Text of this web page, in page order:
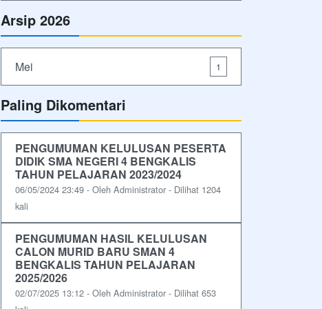
Arsip 2026
Mei 1
Paling Dikomentari
PENGUMUMAN KELULUSAN PESERTA
DIDIK SMA NEGERI 4 BENGKALIS
TAHUN PELAJARAN 2023/2024
06/05/2024 23:49 - Oleh Administrator - Dilihat 1204
kali
PENGUMUMAN HASIL KELULUSAN
CALON MURID BARU SMAN 4
BENGKALIS TAHUN PELAJARAN
2025/2026
02/07/2025 13:12 - Oleh Administrator - Dilihat 653